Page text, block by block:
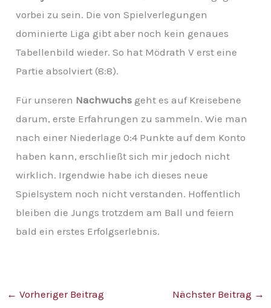
vorbei zu sein. Die von Spielverlegungen
dominierte Liga gibt aber noch kein genaues
Tabellenbild wieder. So hat Mödrath V erst eine
Partie absolviert (8:8).
Für unseren Nachwuchs geht es auf Kreisebene
darum, erste Erfahrungen zu sammeln. Wie man
nach einer Niederlage 0:4 Punkte auf dem Konto
haben kann, erschließt sich mir jedoch nicht
wirklich. Irgendwie habe ich dieses neue
Spielsystem noch nicht verstanden. Hoffentlich
bleiben die Jungs trotzdem am Ball und feiern
bald ein erstes Erfolgserlebnis.
← Vorheriger Beitrag Nächster Beitrag →